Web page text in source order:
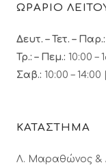
ΩΡΑΡΙΟ
Δευτ. – Τετ. – Παρ.:
Τρ.: – Πεμ.: 10:00 –
Σαβ.: 10:00 – 14:00 |
ΚΑΤΑΣΤΗΜΑ
Λ. Μαραθώνος &